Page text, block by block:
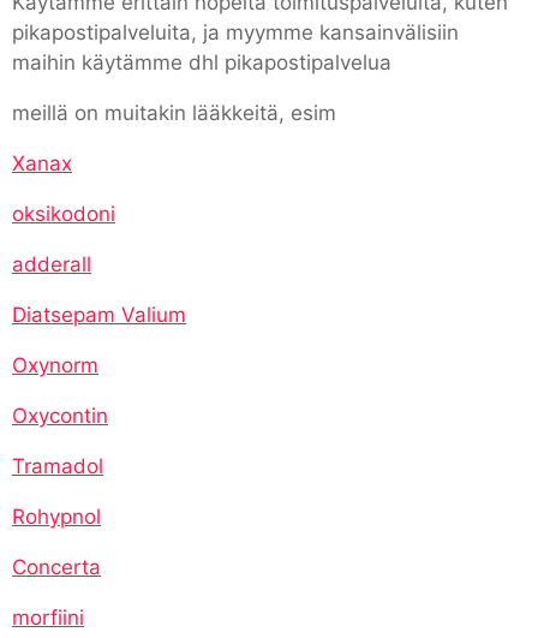
pikapostipalveluita, ja myymme kansainvälisiin
maihin käytämme dhl pikapostipalvelua
meillä on muitakin lääkkeitä, esim
Xanax
oksikodoni
adderall
Diatsepam Valium
Oxynorm
Oxycontin
Tramadol
Rohypnol
Concerta
morfiini